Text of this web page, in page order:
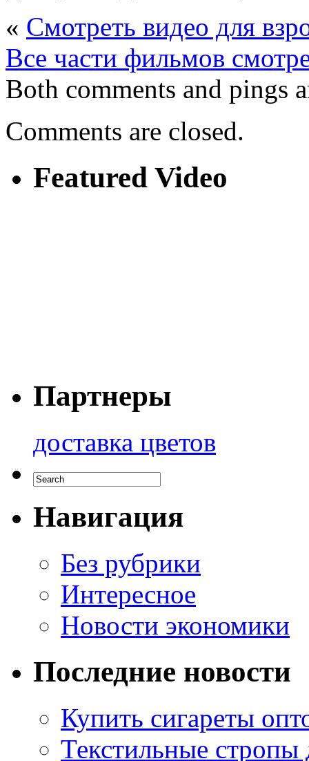
« Смотреть видео для
Все части фильмов
Both comments and pings
Comments are closed.
Featured Video
Партнеры
доставка цветов
Навигация
Без рубрики
Интересное
Новости экономики
Последние новости
Купить сигареты
Текстильные